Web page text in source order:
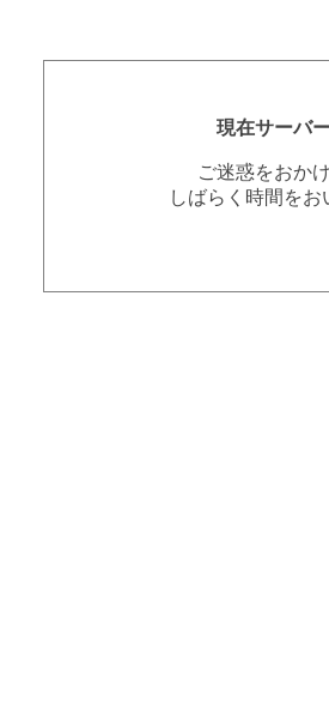
現在サーバ
ご迷惑をおか
しばらく時間を